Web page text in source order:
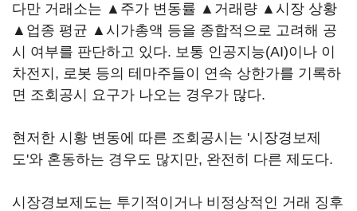
다만 거래소는 ▲주가 변동률 ▲거래량 ▲시장 상황
▲업종 평균 ▲시가총액 등을 종합적으로 고려해 공
시 여부를 판단하고 있다. 보통 인공지능(AI)이나 이
차전지, 로봇 등의 테마주들이 연속 상한가를 기록하
면 조회공시 요구가 나오는 경우가 많다.
현저한 시황 변동에 따른 조회공시는 '시장경보제
도'와 혼동하는 경우도 많지만, 완전히 다른 제도다.
시장경보제도는 투기적이거나 비정상적인 거래 징후